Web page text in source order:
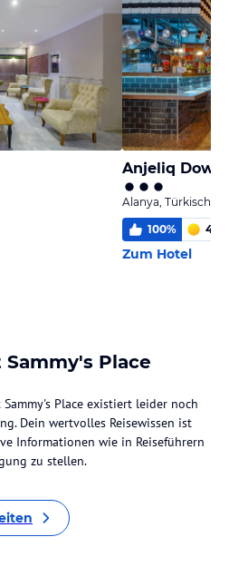
Anjeliq
Alanya, Türkische
100% 4,9
Zum Hotel
Place
Place existiert leider noch
Dein wertvolles Reisewissen ist
Informationen wie in Reiseführern
zu stellen.